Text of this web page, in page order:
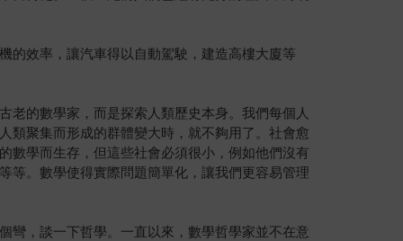
的效率，讓汽車得以自動駕駛，建造高樓大廈等
老的數學家，而是探索人類歷史本身。我們每個人
類聚集而形成的群體變大時，就不夠用了。社會愈
數學而生存，但這些社會必須很小，例如他們沒有
等。數學使得實際問題簡單化，讓我們更容易管理
彎，談一下哲學。一直以來，數學哲學家並不在意